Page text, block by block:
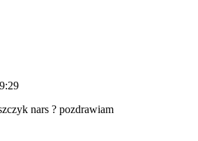
nars ? pozdrawiam